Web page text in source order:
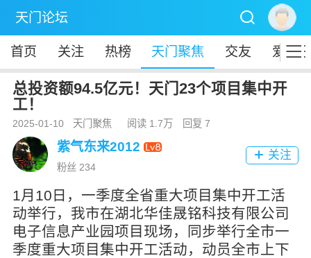
天门论坛 
首页 关注 热榜 天门聚焦 交友 爱秀

总投资额94.5亿元！天门23个项目集中开
工！
2025-01-10 天门聚焦 阅读 1.7万 回复 7
紫气东来2012
粉丝 234
 关注
1月10日，一季度全省重大项目集中开工活
动举行，我市在湖北华佳晟铭科技有限公司
电子信息产业园项目现场，同步举行全市一
季度重大项目集中开工活动，动员全市上下